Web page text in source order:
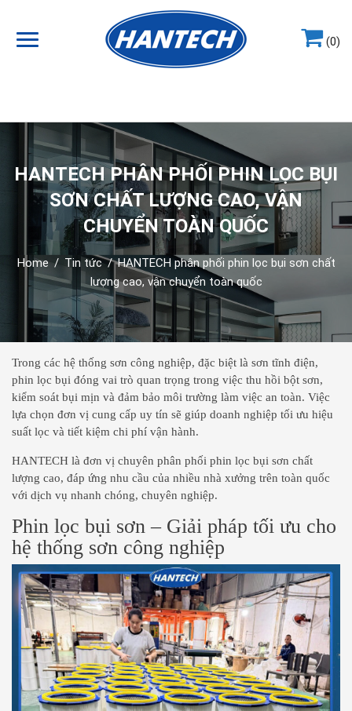
(0)
HANTECH PHÂN PHỐI PHIN LỌC BỤI
SƠN CHẤT LƯỢNG CAO, VẬN
CHUYỂN TOÀN QUỐC
Home / Tin tức / HANTECH phân phối phin lọc bụi sơn chất
lượng cao, vận chuyển toàn quốc
Trong các hệ thống sơn công nghiệp, đặc biệt là sơn tĩnh điện,
phin lọc bụi đóng vai trò quan trọng trong việc thu hồi bột sơn,
kiểm soát bụi mịn và đảm bảo môi trường làm việc an toàn. Việc
lựa chọn đơn vị cung cấp uy tín sẽ giúp doanh nghiệp tối ưu hiệu
suất lọc và tiết kiệm chi phí vận hành.
HANTECH là đơn vị chuyên phân phối phin lọc bụi sơn chất
lượng cao, đáp ứng nhu cầu của nhiều nhà xưởng trên toàn quốc
với dịch vụ nhanh chóng, chuyên nghiệp.
Phin lọc bụi sơn – Giải pháp tối ưu cho
hệ thống sơn công nghiệp